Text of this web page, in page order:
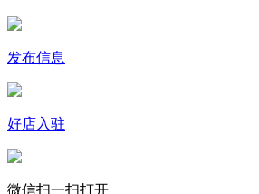
发布信息
好店入驻
微信扫一扫打开